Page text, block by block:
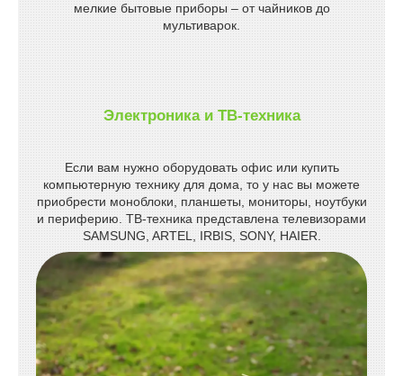
мелкие бытовые приборы – от чайников до
мультиварок.
Электроника и ТВ-техника
Если вам нужно оборудовать офис или купить
компьютерную технику для дома, то у нас вы можете
приобрести моноблоки, планшеты, мониторы, ноутбуки
и периферию. ТВ-техника представлена телевизорами
SAMSUNG, ARTEL, IRBIS, SONY, HAIER.